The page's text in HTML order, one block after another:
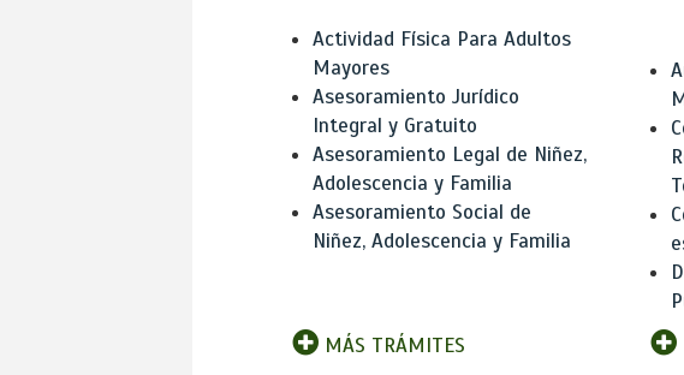
Actividad Física Para Adultos
Mayores
Asesoramiento Jurídico
Integral y Gratuito
Asesoramiento Legal de Niñez,
Adolescencia y Familia
Asesoramiento Social de
Niñez, Adolescencia y Familia
MÁS TRÁMITES